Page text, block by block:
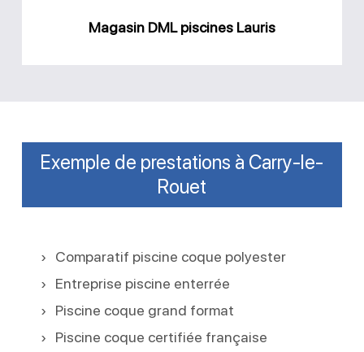
Magasin DML piscines Lauris
Exemple de prestations à Carry-le-
Rouet
Comparatif piscine coque polyester
Entreprise piscine enterrée
Piscine coque grand format
Piscine coque certifiée française